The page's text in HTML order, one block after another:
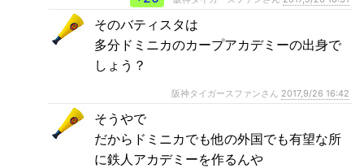
そのバティスタは
多分ドミニカのカープアカデミーの出身で
しょう？
阪神タイガースファンさん 2017,9/26 16:42
そうやで
だからドミニカでも他の外国でも有望な所
に鉄人アカデミーを作るんや